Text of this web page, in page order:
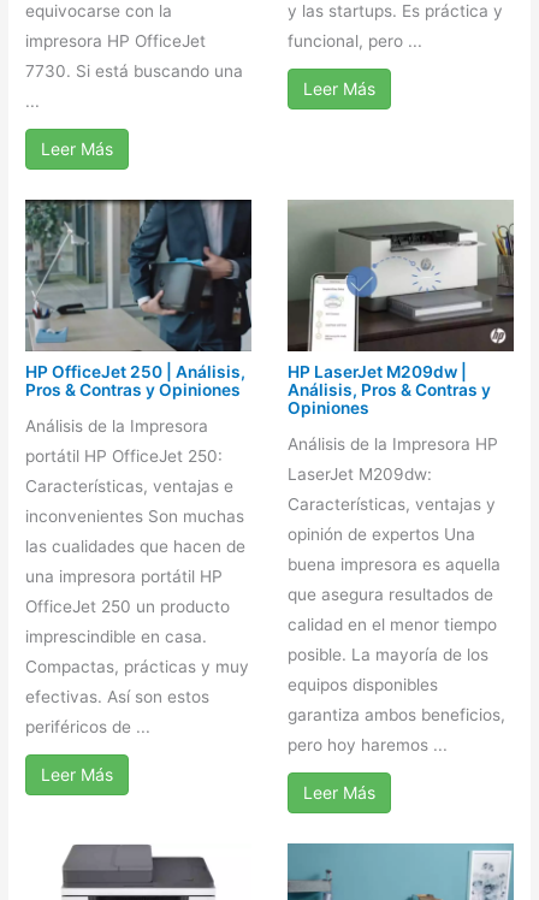
equivocarse con la
impresora HP OfficeJet
7730. Si está buscando una
...
Leer Más
y las startups. Es práctica y
funcional, pero ...
Leer Más
HP OfficeJet 250 | Análisis,
Pros & Contras y Opiniones
Análisis de la Impresora
portátil HP OfficeJet 250:
Características, ventajas e
inconvenientes Son muchas
las cualidades que hacen de
una impresora portátil HP
OfficeJet 250 un producto
imprescindible en casa.
Compactas, prácticas y muy
efectivas. Así son estos
periféricos de ...
Leer Más
HP LaserJet M209dw |
Análisis, Pros & Contras y
Opiniones
Análisis de la Impresora HP
LaserJet M209dw:
Características, ventajas y
opinión de expertos Una
buena impresora es aquella
que asegura resultados de
calidad en el menor tiempo
posible. La mayoría de los
equipos disponibles
garantiza ambos beneficios,
pero hoy haremos ...
Leer Más